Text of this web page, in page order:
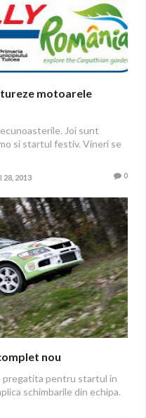
tureze motoarele
Joi sunt
si startul festiv. Vineri se
28, 2013 0
nou
pregatita pentru startul in
schimbarile din echipa.